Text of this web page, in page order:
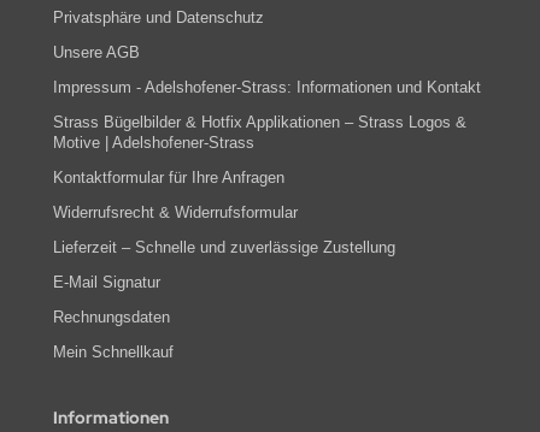
Privatsphäre und Datenschutz
Unsere AGB
Impressum - Adelshofener-Strass: Informationen und Kontakt
Strass Bügelbilder & Hotfix Applikationen – Strass Logos &
Motive | Adelshofener-Strass
Kontaktformular für Ihre Anfragen
Widerrufsrecht & Widerrufsformular
Lieferzeit – Schnelle und zuverlässige Zustellung
E-Mail Signatur
Rechnungsdaten
Mein Schnellkauf
Informationen